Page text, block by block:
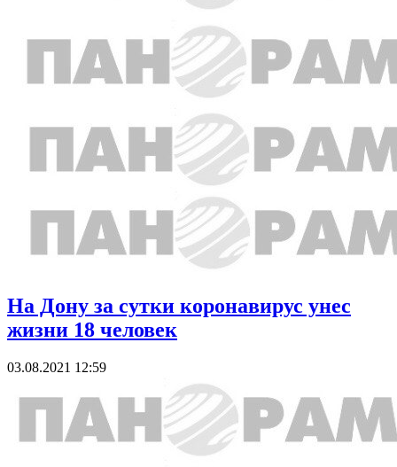
На Дону за сутки коронавирус унес
жизни 18 человек
03.08.2021 12:59